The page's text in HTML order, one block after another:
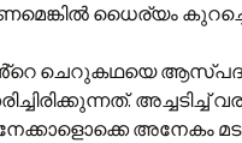
ധൈര്യം
ചെറുകഥയെ
അനേകം